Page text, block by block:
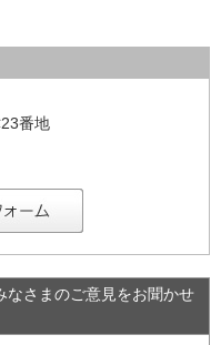
番地
なさまのご意見をお聞かせ